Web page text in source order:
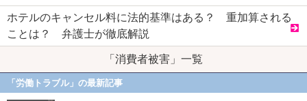
ホテルのキャンセル料に法的基準はある？ 重加算される
ことは？ 弁護士が徹底解説
「消費者被害」一覧
「労働トラブル」の最新記事